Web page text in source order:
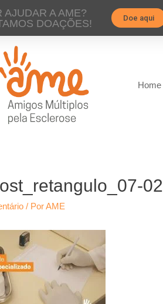
AJUDAR A AME?
DOAÇÕES!
Doe aqui
Home
02
/ PorAME